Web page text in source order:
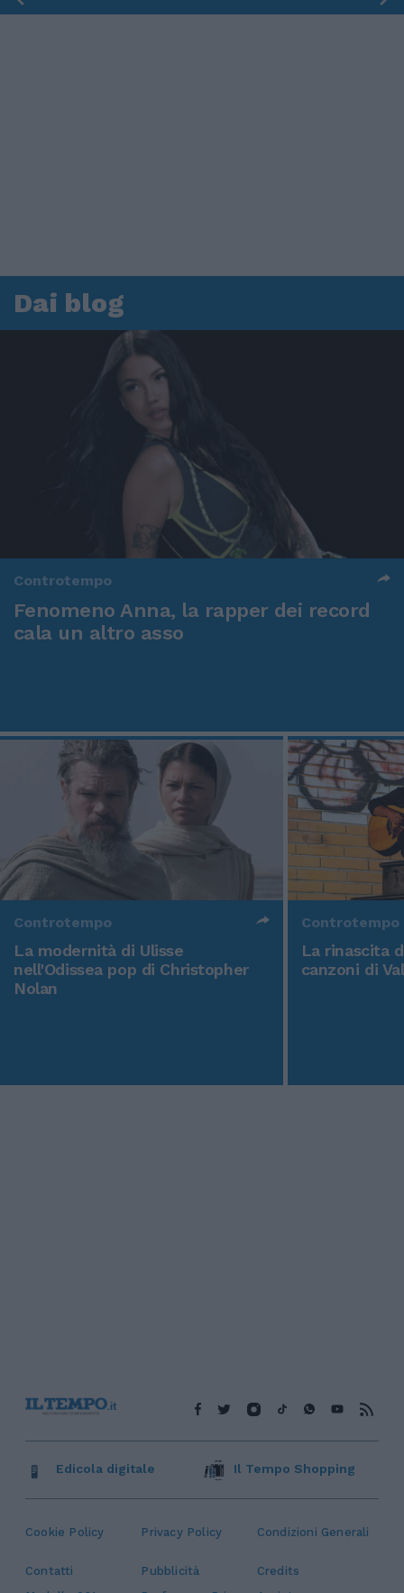
Dai blog
Controtempo
Fenomeno Anna, la rapper dei record
cala un altro asso
Controtempo
La modernità di Ulisse
nell'Odissea pop di Christopher
Nolan
Controtempo
La rinascita
canzoni di
Cookie Policy Privacy Policy Condizioni Generali
Contatti Pubblicità
Credits
Edicola digitale Il Tempo Shopping